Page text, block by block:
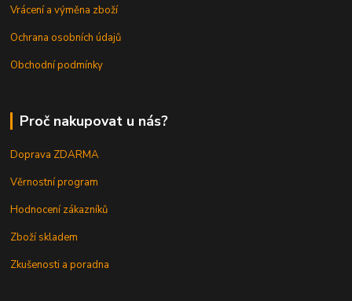
Vrácení a výměna zboží
Ochrana osobních údajů
Obchodní podmínky
Proč nakupovat u nás?
Doprava ZDARMA
Věrnostní program
Hodnocení zákazníků
Zboží skladem
Zkušenosti a poradna